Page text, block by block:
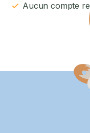
Aucun compte